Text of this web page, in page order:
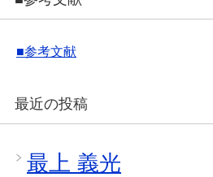
■参考文献
最近の投稿
最上 義光